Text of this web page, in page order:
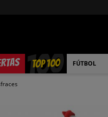
TOP 100 FÚTBOL